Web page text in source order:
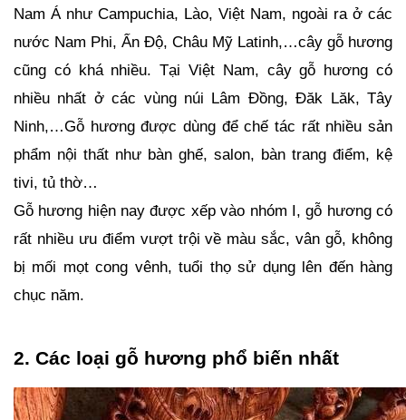
Nam Á như Campuchia, Lào, Việt Nam, ngoài ra ở các
nước Nam Phi, Ấn Độ, Châu Mỹ Latinh,…cây gỗ hương
cũng có khá nhiều. Tại Việt Nam, cây gỗ hương có
nhiều nhất ở các vùng núi Lâm Đồng, Đăk Lăk, Tây
Ninh,…Gỗ hương được dùng để chế tác rất nhiều sản
phẩm nội thất như bàn ghế, salon, bàn trang điểm, kệ
tivi, tủ thờ…
Gỗ hương hiện nay được xếp vào nhóm I, gỗ hương có
rất nhiều ưu điểm vượt trội về màu sắc, vân gỗ, không
bị mối mọt cong vênh, tuổi thọ sử dụng lên đến hàng
chục năm.
2. Các loại gỗ hương phổ biến nhất